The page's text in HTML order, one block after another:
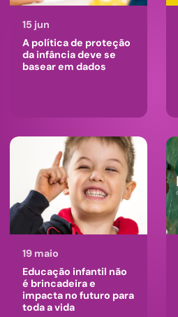
15 jun
A política de proteção
da infância deve se
basear em dados
19 maio
Educação infantil não
é brincadeira e
impacta no futuro para
toda a vida